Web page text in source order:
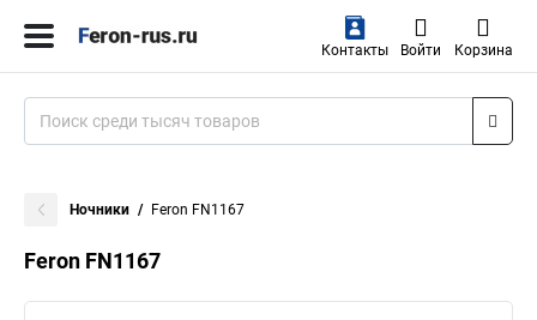
Контакты Войти Корзина
Ночники Feron FN1167
Feron FN1167